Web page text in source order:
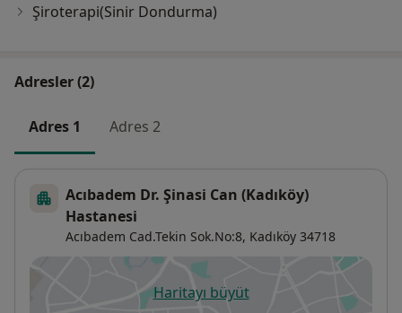
Şiroterapi(Sinir Dondurma)
Adresler (2)
Adres 1 Adres 2
Acıbadem Dr. Şinasi Can (Kadıköy)
Hastanesi
Acıbadem Cad.Tekin Sok.No:8, Kadıköy 34718
Haritayı büyütyeni bir sekmede açılır